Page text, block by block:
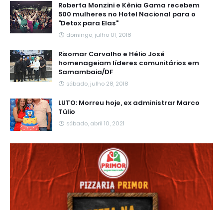
Roberta Monzini e Kênia Gama recebem
500 mulheres no Hotel Nacional para o
"Detox para Elas"
domingo, julho 01, 2018
Risomar Carvalho e Hélio José
homenageiam líderes comunitários em
Samambaia/DF
sábado, julho 28, 2018
LUTO: Morreu hoje, ex administrar Marco
Túlio
sábado, abril 10, 2021